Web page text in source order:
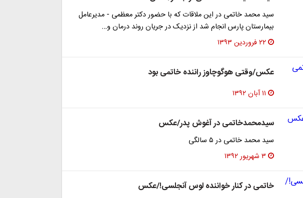
سید محمد خاتمی در این ملاقات که با حضور دکتر معظمی - مدیرعامل
بیمارستان پارس انجام شد از نزدیک در جریان روند درمان و…
۲۲ فروردین ۱۳۹۳
عکس/وقتی هوگوچاوز راننده خاتمی بود
۱۱ آبان ۱۳۹۲
سیدمحمدخاتمی در آغوش پدر/عکس
سید محمد خاتمی در ۵ سالگی
۳ شهریور ۱۳۹۲
خاتمی در کنار خواننده لوس آنجلسی!/عکس